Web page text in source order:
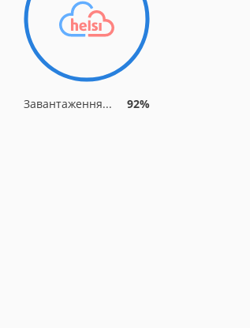
Завантаження... 92%